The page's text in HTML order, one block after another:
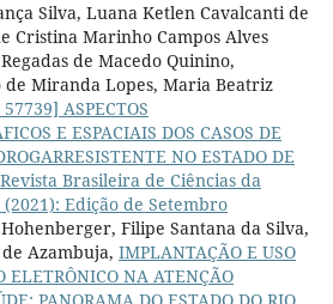
Silva, Luana Ketlen Cavalcanti de
Cristina Marinho Campos Alves
de Macedo Quinino,
Miranda Lopes, Maria Beatriz
ASPECTOS
E ESPACIAIS DOS CASOS DE
NO ESTADO DE
Revista Brasileira de Ciências da
Edição de Setembro
Filipe Santana da Silva,
Azambuja, IMPLANTAÇÃO E USO
ELETRÔNICO NA ATENÇÃO